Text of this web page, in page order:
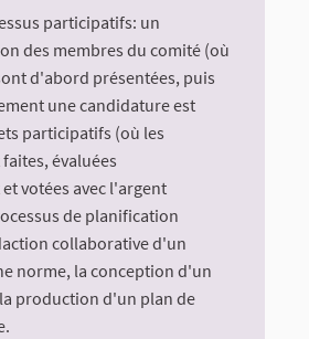
participatifs: un
des membres du comité (où
d'abord présentées, puis
une candidature est
participatifs (où les
évaluées
votées avec l'argent
de planification
collaborative d'un
norme, la conception d'un
production d'un plan de